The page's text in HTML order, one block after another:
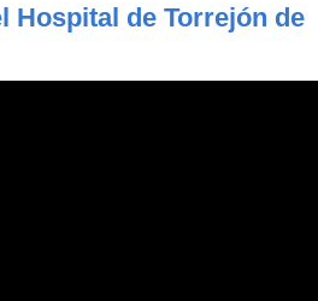
Hospital de Torrejón de